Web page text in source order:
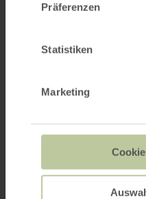
Präferenzen
Statistiken
Marketing